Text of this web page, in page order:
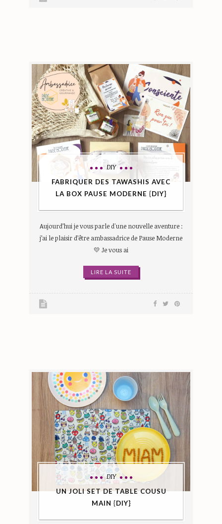
DIY
FABRIQUER DES TAWASHIS AVEC
LA BOX PAUSE MODERNE {DIY}
Aujourd’hui je vous parle d'une nouvelle aventure :
j’ai le plaisir d’être ambassadrice de Pause Moderne
💛 Je vous ai
LIRE LA SUITE
DIY
UN JOLI SET DE TABLE COUSU
MAIN {DIY}